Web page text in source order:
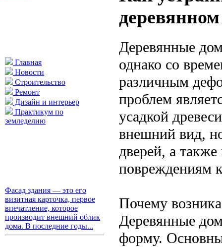
Главная
Новости
Строительство
Ремонт
Дизайн и интерьер
Практикум по
земледелию
Фасад здания — это его
визитная карточка, первое
впечатление, которое
производит внешний облик
дома. В последние годы...
Деревянные
однако со
различным
проблем
усадкой
внешний вид,
дверей, а
повреждениям
Почему
Деревянные
форму.